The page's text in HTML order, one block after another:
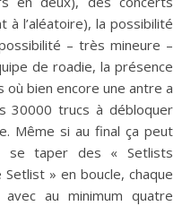
à l’aléatoire), la possibilité
– très mineure –
de roadie, la présence
bien encore une antre a
30000 trucs à débloquer
Même si au final ça peut
se taper des « Setlists
» en boucle, chaque
au minimum quatre